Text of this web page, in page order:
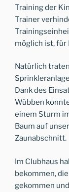
Training der
Trainer
möglich ist, für
Natürlich
Dank des
Wübben
einem Sturm
Baum auf
Zaunabschnitt.
Im Clubhaus
bekommen,
gekommen